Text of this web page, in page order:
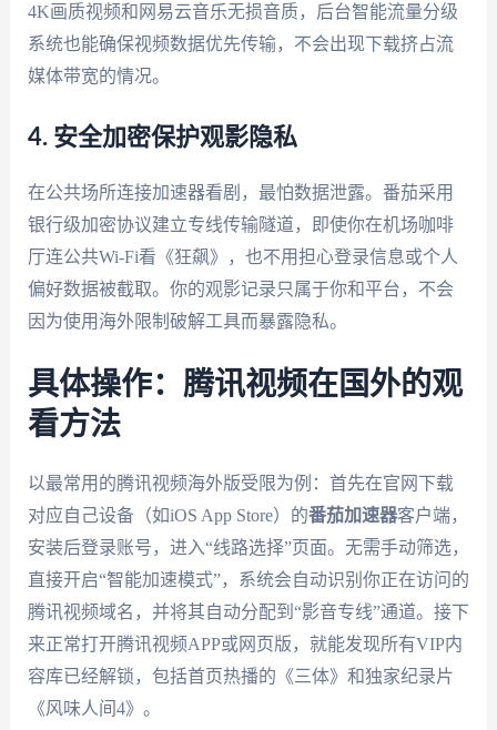
4K画质视频和网易云音乐无损音质，后台智能流量分级
系统也能确保视频数据优先传输，不会出现下载挤占流
媒体带宽的情况。
4. 安全加密保护观影隐私
在公共场所连接加速器看剧，最怕数据泄露。番茄采用
银行级加密协议建立专线传输隧道，即使你在机场咖啡
厅连公共Wi-Fi看《狂飙》，也不用担心登录信息或个人
偏好数据被截取。你的观影记录只属于你和平台，不会
因为使用海外限制破解工具而暴露隐私。
具体操作：腾讯视频在国外的观
看方法
以最常用的腾讯视频海外版受限为例：首先在官网下载
对应自己设备（如iOS App Store）的番茄加速器客户端，
安装后登录账号，进入“线路选择”页面。无需手动筛选，
直接开启“智能加速模式”，系统会自动识别你正在访问的
腾讯视频域名，并将其自动分配到“影音专线”通道。接下
来正常打开腾讯视频APP或网页版，就能发现所有VIP内
容库已经解锁，包括首页热播的《三体》和独家纪录片
《风味人间4》。